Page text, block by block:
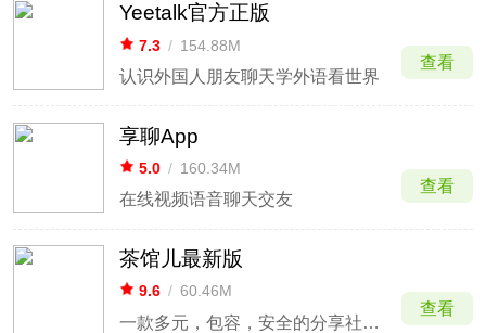
Yeetalk官方正版
7.3 / 154.88M
认识外国人朋友聊天学外语看世界
查看
享聊App
5.0 / 160.34M
在线视频语音聊天交友
查看
茶馆儿最新版
9.6 / 60.46M
一款多元，包容，安全的分享社交平台
查看